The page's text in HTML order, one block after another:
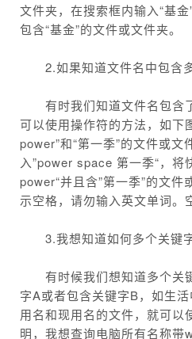
文件夹，在搜索框内输入“基
包含“基金”的文件或文件夹。
2.如果知道文件名中包含多
有时我们知道文件名包含
可以使用操作符的方法，如下
power”和“第一季”的文件或
入”power space 第一季“，将
power“并且含”第一季”的文
示空格，请勿输入英文单词。
3.我想知道如何多个关键字
有时候我们想知道多个关
字A或者包含关键字B，如生
用名和现用名的文件，就可以
明，我想查询电脑所有名称